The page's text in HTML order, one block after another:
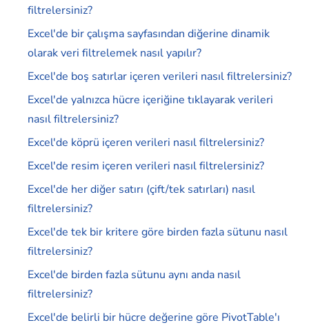
filtrelersiniz?
Excel'de bir çalışma sayfasından diğerine dinamik
olarak veri filtrelemek nasıl yapılır?
Excel'de boş satırlar içeren verileri nasıl filtrelersiniz?
Excel'de yalnızca hücre içeriğine tıklayarak verileri
nasıl filtrelersiniz?
Excel'de köprü içeren verileri nasıl filtrelersiniz?
Excel'de resim içeren verileri nasıl filtrelersiniz?
Excel'de her diğer satırı (çift/tek satırları) nasıl
filtrelersiniz?
Excel'de tek bir kritere göre birden fazla sütunu nasıl
filtrelersiniz?
Excel'de birden fazla sütunu aynı anda nasıl
filtrelersiniz?
Excel'de belirli bir hücre değerine göre PivotTable'ı